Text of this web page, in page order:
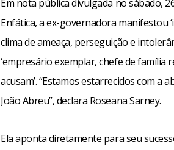
Em nota pública divulgada no sábado,
Enfática, a ex-governadora manifestou
clima de ameaça, perseguição e
‘empresário exemplar, chefe de família
acusam’. “Estamos estarrecidos com a
João Abreu”, declara Roseana Sarney.
Ela aponta diretamente para seu